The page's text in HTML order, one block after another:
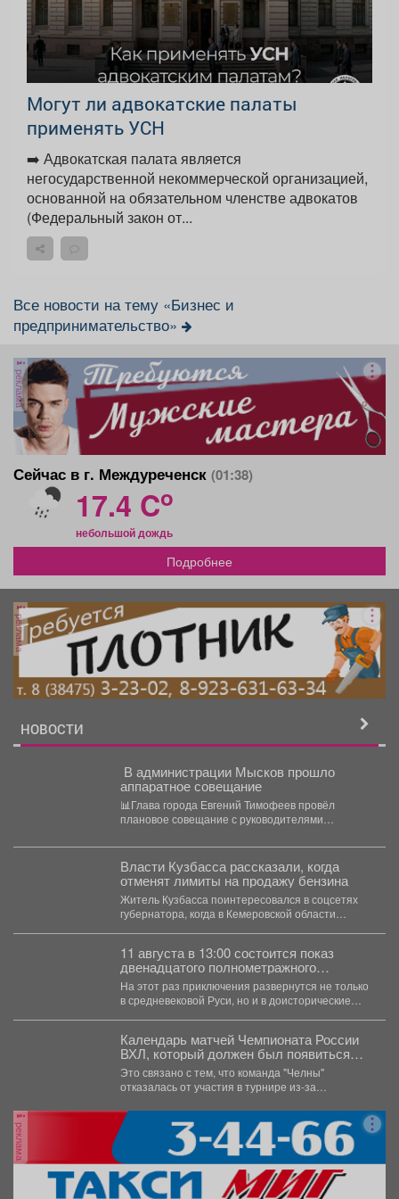
Могут ли адвокатские палаты
применять УСН
➡️ Адвокатская палата является
негосударственной некоммерческой организацией,
основанной на обязательном членстве адвокатов
(Федеральный закон от...
Все новости на тему «Бизнес и
предпринимательство»
реклама
Сейчас в г. Междуреченск (01:38)
17.4 Co
небольшой дождь
Подробнее
реклама
НОВОСТИ
В администрации Мысков прошло
аппаратное совещание
📊Глава города Евгений Тимофеев провёл
плановое совещание с руководителями
заслушали доклады...
Власти Кузбасса рассказали, когда
отменят лимиты на продажу бензина
Житель Кузбасса поинтересовался в соцсетях
губернатора, когда в Кемеровской области
11 августа в 13:00 состоится показ
двенадцатого полнометражного
мультфильма из знаменитой
«богатырской» франшизы - «Три
богатыря и Пуп Земли» (2023).
На этот раз приключения развернутся не только
в средневековой Руси, но и в доисторические
Календарь матчей Чемпионата России
ВХЛ, который должен был появиться
сегодня, опубликуют позднее.
Это связано с тем, что команда "Челны"
отказалась от участия в турнире из-за
реклама